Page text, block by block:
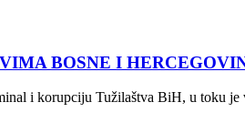
BOSNE I
i korupciju Tužilaštva BiH, u toku